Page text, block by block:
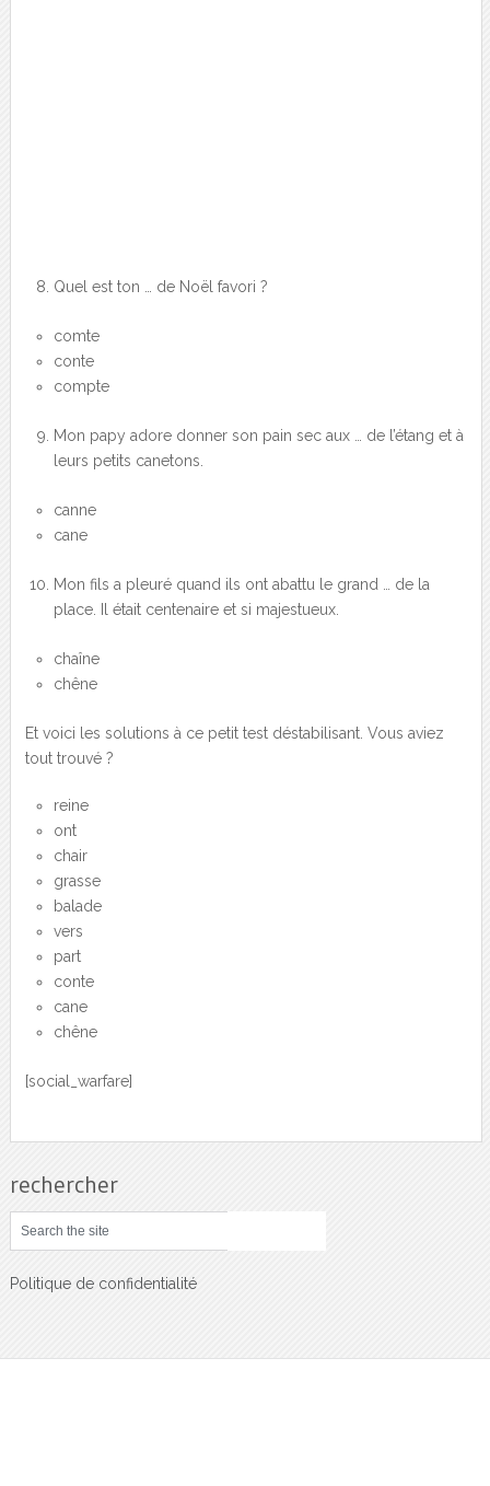
Quel est ton … de Noël favori ?
comte
conte
compte
Mon papy adore donner son pain sec aux … de l’étang et à
leurs petits canetons.
canne
cane
Mon fils a pleuré quand ils ont abattu le grand … de la
place. Il était centenaire et si majestueux.
chaîne
chêne
Et voici les solutions à ce petit test déstabilisant. Vous aviez
tout trouvé ?
reine
ont
chair
grasse
balade
vers
part
conte
cane
chêne
[social_warfare]
rechercher
Politique de confidentialité